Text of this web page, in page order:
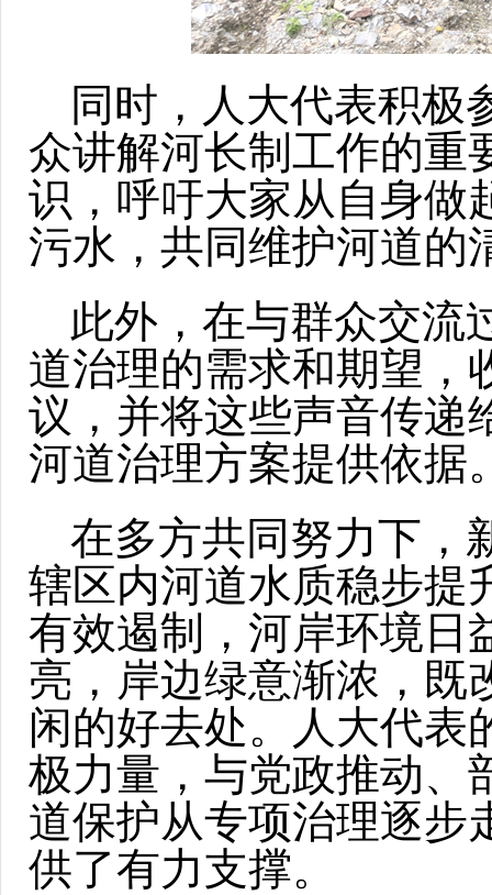
同时，人大代表积极
众讲解河长制工作的重
识，呼吁大家从自身做
污水，共同维护河道的
此外，在与群众交流
道治理的需求和期望，
议，并将这些声音传递
河道治理方案提供依据
在多方共同努力下，
辖区内河道水质稳步提
有效遏制，河岸环境日
亮，岸边绿意渐浓，既
闲的好去处。人大代表
极力量，与党政推动、
道保护从专项治理逐步
供了有力支撑。